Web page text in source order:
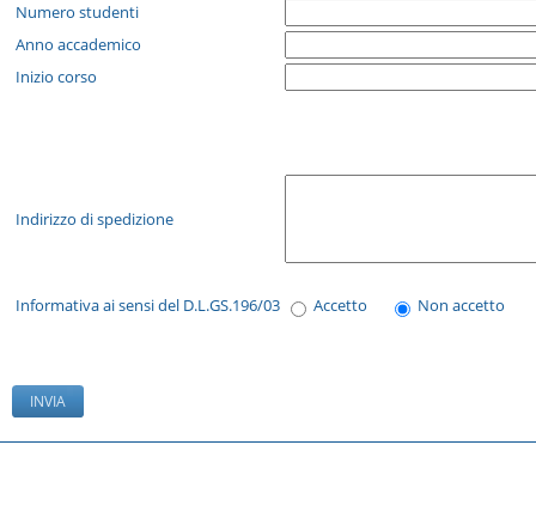
Numero studenti
Anno accademico
Inizio corso
Indirizzo di spedizione
Informativa ai sensi del D.L.GS.196/03 Accetto Non accetto